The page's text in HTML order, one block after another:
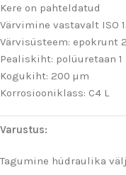
Kere on pahteldatud
Värvimine vastavalt ISO
Värvisüsteem: epokrunt
Pealiskiht: polüuretaan 1
Kogukiht: 200 µm
Korrosiooniklass: C4 L
Varustus:
Tagumine hüdraulika